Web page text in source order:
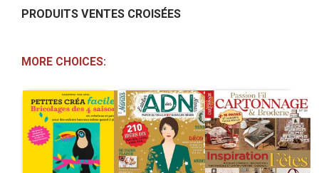
PRODUITS VENTES CROISÉES
MORE CHOICES: